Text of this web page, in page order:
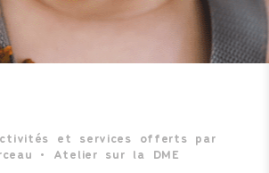
et services offerts par
• Atelier sur la DME